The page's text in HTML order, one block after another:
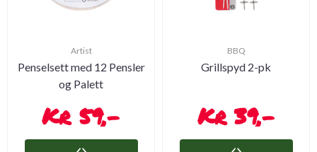
Artist
Penselsett med 12 Pensler
og Palett
59,-
BBQ
Grillspyd 2-pk
39,-